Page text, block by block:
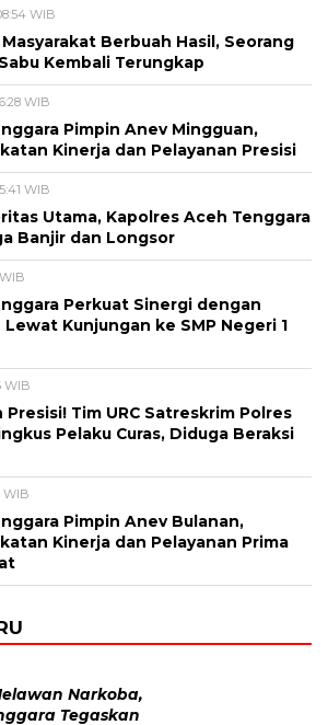
WIB
Berbuah Hasil, Seorang
Kembali Terungkap
WIB
Pimpin Anev Mingguan,
Kinerja dan Pelayanan Presisi
WIB
Utama, Kapolres Aceh Tenggara
Banjir dan Longsor
Perkuat Sinergi dengan
Kunjungan ke SMP Negeri 1
WIB
Tim URC Satreskrim Polres
Pelaku Curas, Diduga Beraksi
WIB
Pimpin Anev Bulanan,
Kinerja dan Pelayanan Prima
Narkoba,
Tegaskan